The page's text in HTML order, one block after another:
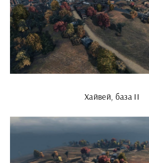
Хайвей, база II